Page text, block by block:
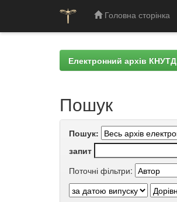
Головна сторінка
Електронний архів КНУТД
Пошук
Пошук:
запит
Поточні фільтри: